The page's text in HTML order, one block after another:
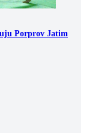
Porprov Jatim